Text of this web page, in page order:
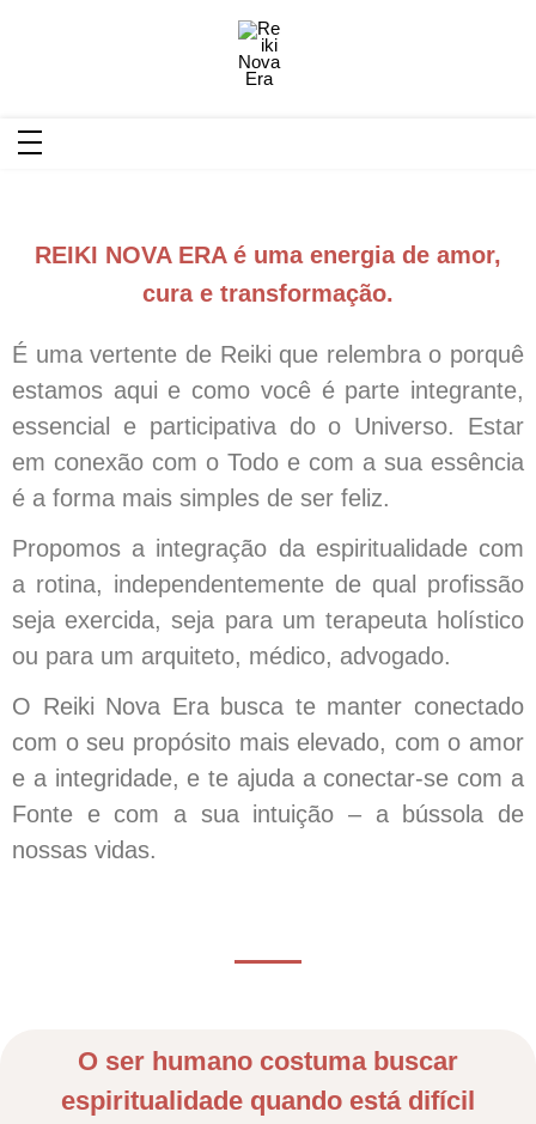
Reiki Nova Era
REIKI NOVA ERA é uma energia de amor,
cura e transformação.
É uma vertente de Reiki que relembra o porquê
estamos aqui e como você é parte integrante,
essencial e participativa do o Universo. Estar
em conexão com o Todo e com a sua essência
é a forma mais simples de ser feliz.
Propomos a integração da espiritualidade com
a rotina, independentemente de qual profissão
seja exercida, seja para um terapeuta holístico
ou para um arquiteto, médico, advogado.
O Reiki Nova Era busca te manter conectado
com o seu propósito mais elevado, com o amor
e a integridade, e te ajuda a conectar-se com a
Fonte e com a sua intuição – a bússola de
nossas vidas.
O ser humano costuma buscar
espiritualidade quando está difícil